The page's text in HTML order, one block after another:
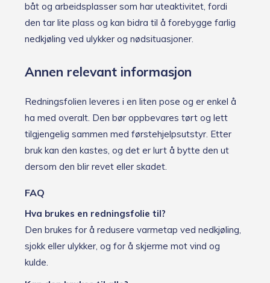
båt og arbeidsplasser som har uteaktivitet, fordi
den tar lite plass og kan bidra til å forebygge farlig
nedkjøling ved ulykker og nødsituasjoner.
Annen relevant informasjon
Redningsfolien leveres i en liten pose og er enkel å
ha med overalt. Den bør oppbevares tørt og lett
tilgjengelig sammen med førstehjelpsutstyr. Etter
bruk kan den kastes, og det er lurt å bytte den ut
dersom den blir revet eller skadet.
FAQ
Hva brukes en redningsfolie til?
Den brukes for å redusere varmetap ved nedkjøling,
sjokk eller ulykker, og for å skjerme mot vind og
kulde.